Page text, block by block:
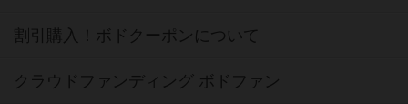
割引購入！ボドクーポンについて
クラウドファンディング ボドファン